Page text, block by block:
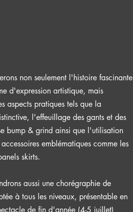
non seulement l'histoire fascinante
d'expression artistique, mais
aspects pratiques tels que la
l'effeuillage des gants et des
bump & grind ainsi que l'utilisation
emblématiques comme les
skirts.
aussi une chorégraphie de
à tous les niveaux, présentable en
de fin d'année (4-5 juillet)